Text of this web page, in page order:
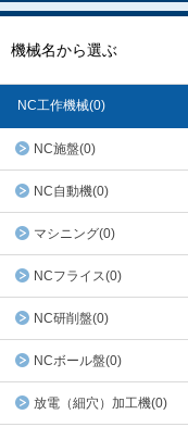
機械名から選ぶ
NC工作機械(0)
NC施盤(0)
NC自動機(0)
マシニング(0)
NCフライス(0)
NC研削盤(0)
NCボール盤(0)
放電（細穴）加工機(0)